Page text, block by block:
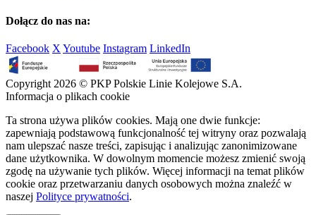
Dołącz do nas na:
Facebook X Youtube Instagram LinkedIn
Copyright 2026 © PKP Polskie Linie Kolejowe S.A.
Informacja o plikach cookie
Ta strona używa plików cookies. Mają one dwie funkcje:
zapewniają podstawową funkcjonalność tej witryny oraz pozwalają
nam ulepszać nasze treści, zapisując i analizując zanonimizowane
dane użytkownika. W dowolnym momencie możesz zmienić swoją
zgodę na używanie tych plików. Więcej informacji na temat plików
cookie oraz przetwarzaniu danych osobowych można znaleźć w
naszej Polityce prywatności.